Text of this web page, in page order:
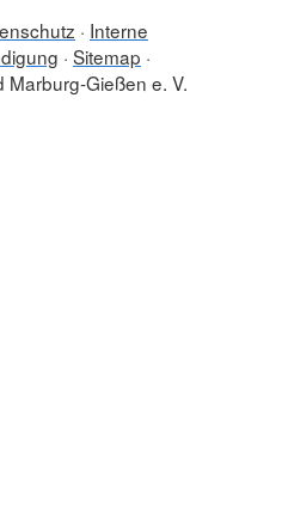
Interne
Sitemap
Gießen e. V.